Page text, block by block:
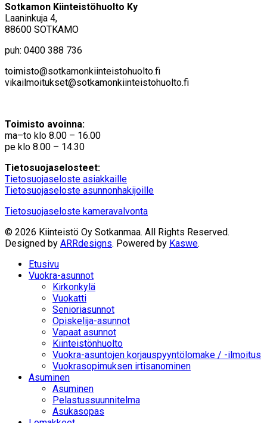
Sotkamon Kiinteistöhuolto Ky
Laaninkuja 4,
88600 SOTKAMO
puh: 0400 388 736
toimisto@sotkamonkiinteistohuolto.fi
vikailmoitukset@sotkamonkiinteistohuolto.fi
Toimisto avoinna:
ma–to klo 8.00 – 16.00
pe klo 8.00 – 14.30
Tietosuojaselosteet:
Tietosuojaseloste asiakkaille
Tietosuojaseloste asunnonhakijoille
Tietosuojaseloste kameravalvonta
© 2026 Kiinteistö Oy Sotkanmaa. All Rights Reserved.
Designed by ARRdesigns. Powered by Kaswe.
Etusivu
Vuokra-asunnot
Kirkonkylä
Vuokatti
Senioriasunnot
Opiskelija-asunnot
Vapaat asunnot
Kiinteistönhuolto
Vuokra-asuntojen korjauspyyntölomake / -ilmoitus
Vuokrasopimuksen irtisanominen
Asuminen
Asuminen
Pelastussuunnitelma
Asukasopas